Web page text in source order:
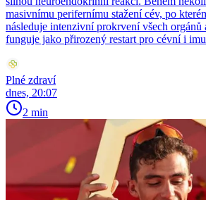
masivnímu perifernímu stažení cév, po
následuje intenzivní prokrvení všech orgánů
funguje jako přirozený restart pro cévní i
Plné zdraví
dnes, 20:07
2 min